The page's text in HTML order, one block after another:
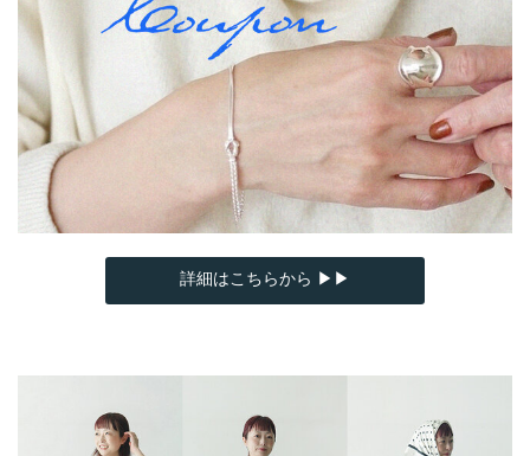
詳細はこちらから ▶▶